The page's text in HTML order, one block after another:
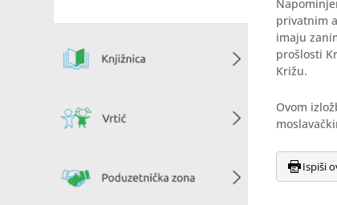
privatnim
imaju
prošlosti
Križu.
Ovom
Ispiši